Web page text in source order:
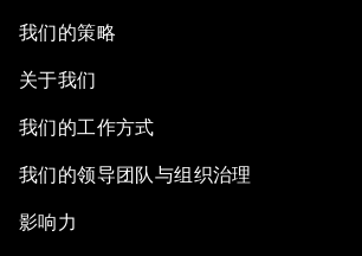
我们的策略
关于我们
我们的工作方式
我们的领导团队与组织治理
影响力